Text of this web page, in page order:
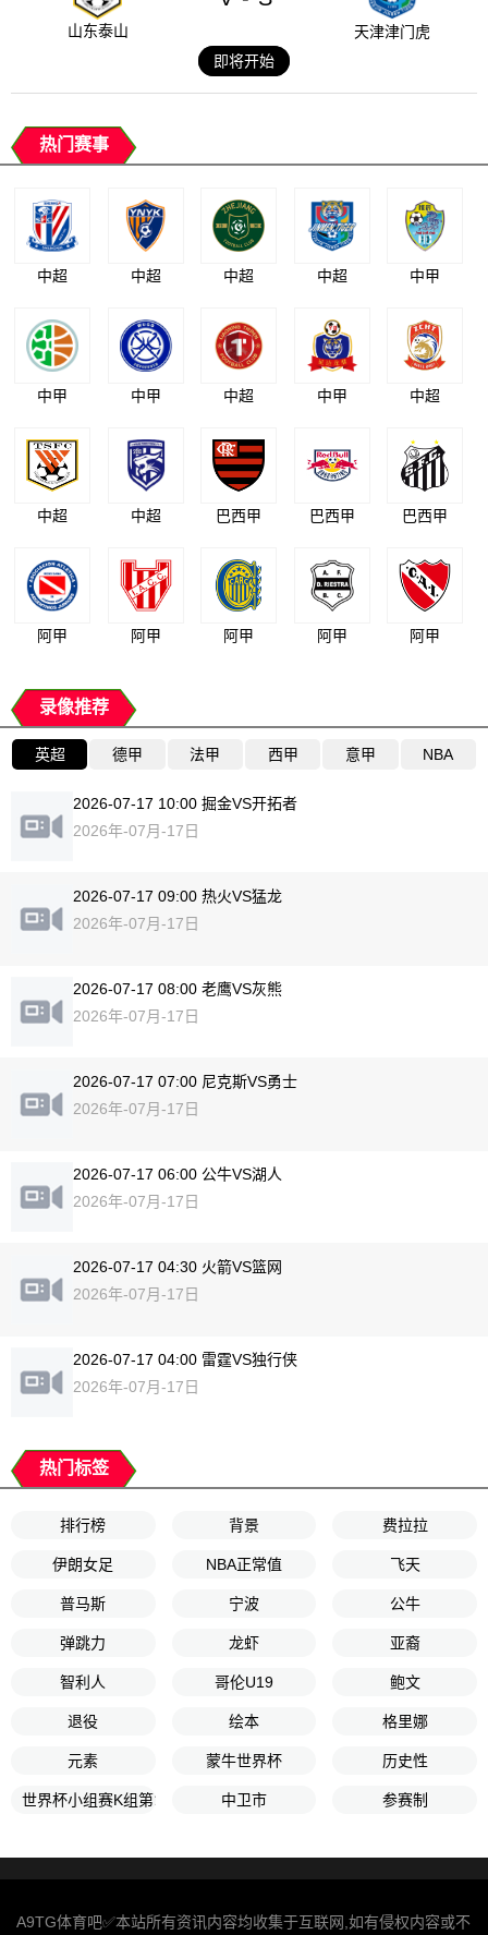
山东泰山
天津津门虎
即将开始
热门赛事
中超 中超 中超 中超 中甲
中甲 中甲 中超 中甲 中超
中超 中超 巴西甲 巴西甲 巴西甲
阿甲 阿甲 阿甲 阿甲 阿甲
录像推荐
英超 德甲 法甲 西甲 意甲 NBA
2026-07-17 10:00 掘金VS开拓者
2026年-07月-17日
2026-07-17 09:00 热火VS猛龙
2026年-07月-17日
2026-07-17 08:00 老鹰VS灰熊
2026年-07月-17日
2026-07-17 07:00 尼克斯VS勇士
2026年-07月-17日
2026-07-17 06:00 公牛VS湖人
2026年-07月-17日
2026-07-17 04:30 火箭VS篮网
2026年-07月-17日
2026-07-17 04:00 雷霆VS独行侠
2026年-07月-17日
热门标签
排行榜 背景 费拉拉
伊朗女足 NBA正常值 飞天
普马斯 宁波 公牛
弹跳力 龙虾 亚裔
智利人 哥伦U19 鲍文
退役 绘本 格里娜
元素 蒙牛世界杯 历史性
世界杯小组赛K组第1轮 中卫市 参赛制
A9TG体育吧✅本站所有资讯内容均收集于互联网,如有侵权内容或不